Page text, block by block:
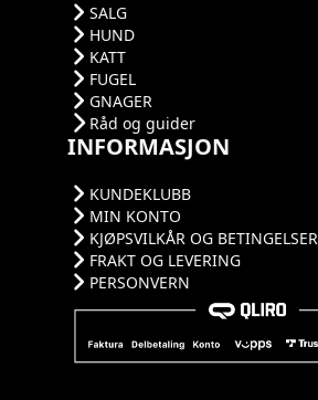
SALG
HUND
KATT
FUGEL
GNAGER
Råd og guider
INFORMASJON
KUNDEKLUBB
MIN KONTO
KJØPSVILKÅR OG BETINGELSER
FRAKT OG LEVERING
PERSONVERN